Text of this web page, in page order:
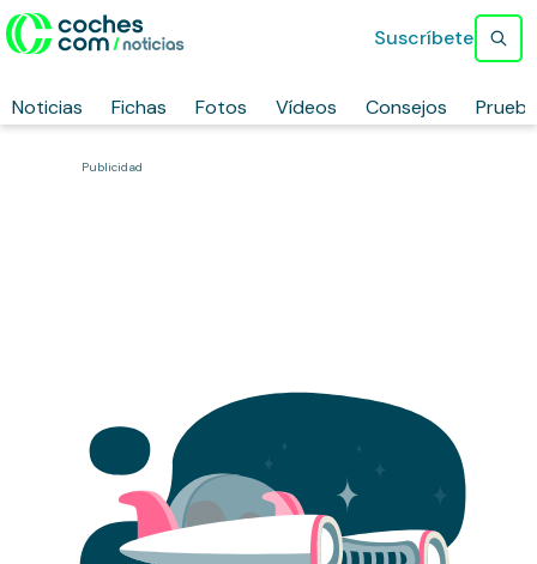
Noticias Fichas Fotos Vídeos Consejos
Suscríbete
Publicidad